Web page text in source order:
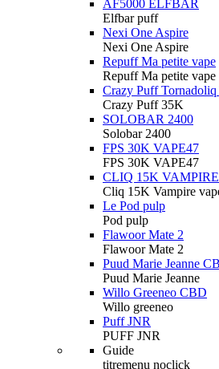
AF5000 ELFBAR
Elfbar puff
Nexi One Aspire
Nexi One Aspire
Repuff Ma petite vape
Repuff Ma petite vape
Crazy Puff
Crazy Puff 35K
SOLOBAR 2400
Solobar 2400
FPS 30K VAPE47
FPS 30K VAPE47
CLIQ 15K
Cliq 15K Vampire
Le Pod pulp
Pod pulp
Flawoor Mate 2
Flawoor Mate 2
Puud Marie Jeanne
Puud Marie Jeanne
Willo Greeneo CBD
Willo greeneo
Puff JNR
PUFF JNR
Guide
titremenu noclick